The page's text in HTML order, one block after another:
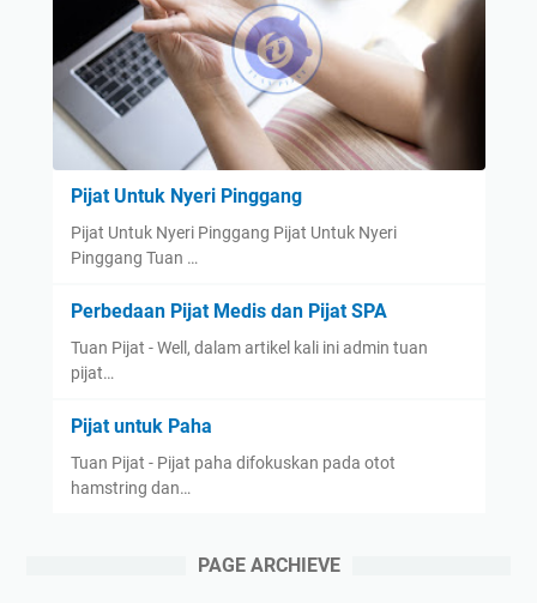
Pijat Untuk Nyeri Pinggang
Pijat Untuk Nyeri Pinggang Pijat Untuk Nyeri
Pinggang Tuan …
Perbedaan Pijat Medis dan Pijat SPA
Tuan Pijat - Well, dalam artikel kali ini admin tuan
pijat…
Pijat untuk Paha
Tuan Pijat - Pijat paha difokuskan pada otot
hamstring dan…
PAGE ARCHIEVE